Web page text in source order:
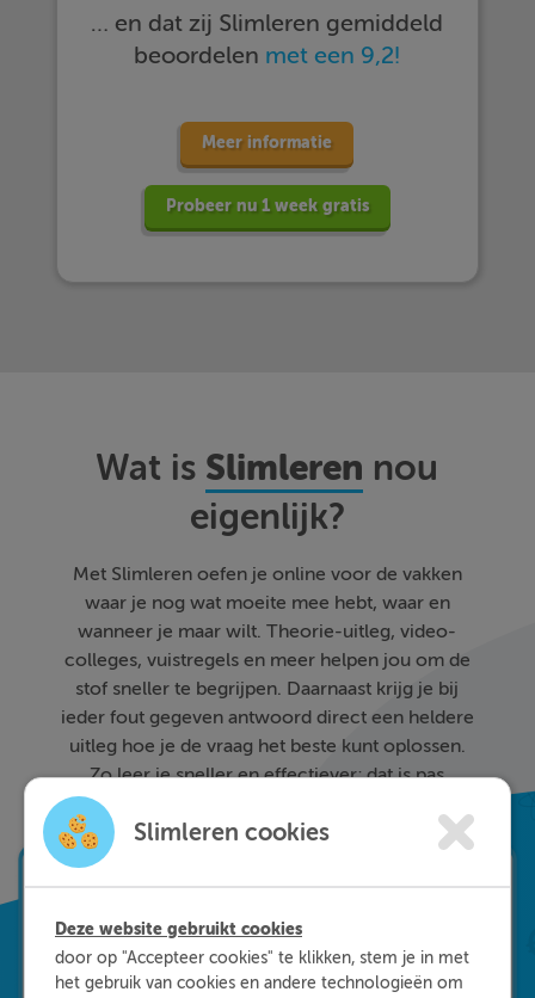
… en dat zij Slimleren gemiddeld
beoordelen met een 9,2!
Meer informatie
Probeer nu 1 week gratis
Wat is Slimleren nou
eigenlijk?
Met Slimleren oefen je online voor de vakken
waar je nog wat moeite mee hebt, waar en
wanneer je maar wilt. Theorie-uitleg, video-
colleges, vuistregels en meer helpen jou om de
stof sneller te begrijpen. Daarnaast krijg je bij
ieder fout gegeven antwoord direct een heldere
uitleg hoe je de vraag het beste kunt oplossen.
Zo leer je sneller en effectiever; dat is pas
Slimleren cookies
Deze website gebruikt cookies
door op "Accepteer cookies" te klikken, stem je in met
het gebruik van cookies en andere technologieën om